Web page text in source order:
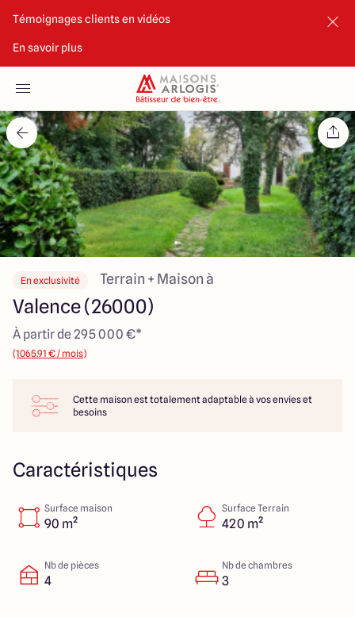
Témoignages clients en vidéos
En savoir plus
Nos maisons
Nos annonces
Votre projet
Qui sommes-nous
Maisons ARLOGIS Valence
En exclusivité Terrain + Maison à
Valence (26000)
À partir de 295 000 €*
(1065.91 € / mois)
Cette maison est totalement adaptable à vos envies et
besoins
Caractéristiques
Surface maison
90 m²
Surface Terrain
420 m²
Nb de pièces
4
Nb de chambres
3